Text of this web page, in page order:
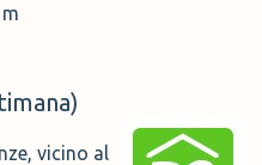
vicino al